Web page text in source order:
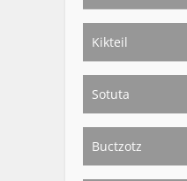
Kikteil
Sotuta
Buctzotz